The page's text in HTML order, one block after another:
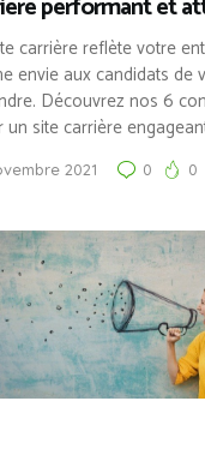
performant et
carrière reflète votre
envie aux candidats de
Découvrez nos 6
un site carrière
2021 0 0